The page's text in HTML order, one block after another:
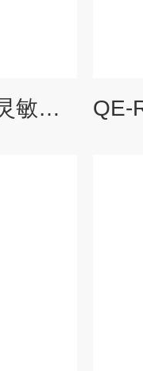
FTPS光焱科技光高灵敏度外部量子效率系统